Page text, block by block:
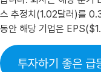
스 추정치(1.02달러)를
동안 해당 기업은
투자하기 좋은 급